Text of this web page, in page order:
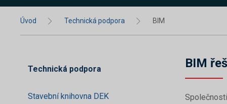
Úvod Technická podpora BIM
Technická podpora
Stavební knihovna DEK
BIM